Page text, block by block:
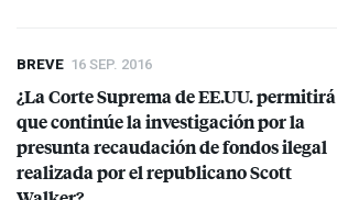
BREVE 16 SEP. 2016
¿La Corte Suprema de EE.UU. permitirá
que continúe la investigación por la
presunta recaudación de fondos ilegal
realizada por el republicano Scott